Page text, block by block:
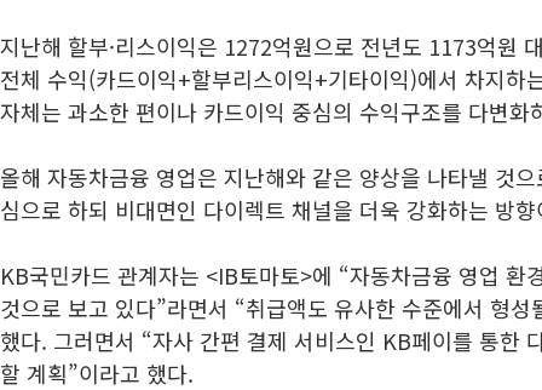
지난해 할부·리스이익은 1272억원으로 전년도 1173억원
전체 수익(카드이익+할부리스이익+기타이익)에서 차지하
자체는 과소한 편이나 카드이익 중심의 수익구조를 다변화
올해 자동차금융 영업은 지난해와 같은 양상을 나타낼 것
심으로 하되 비대면인 다이렉트 채널을 더욱 강화하는 방
KB국민카드 관계자는 <IB토마토>에 “자동차금융 영업 환
것으로 보고 있다”라면서 “취급액도 유사한 수준에서 형
했다. 그러면서 “자사 간편 결제 서비스인 KB페이를 통한
할 계획”이라고 했다.